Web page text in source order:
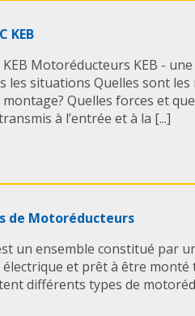
KEB
Motoréducteurs KEB -
les situations Quelles sont
Quelles forces et
à l’entrée et à la [...]
de Motoréducteurs
un ensemble constitué par
électrique et prêt à être monté
différents types de